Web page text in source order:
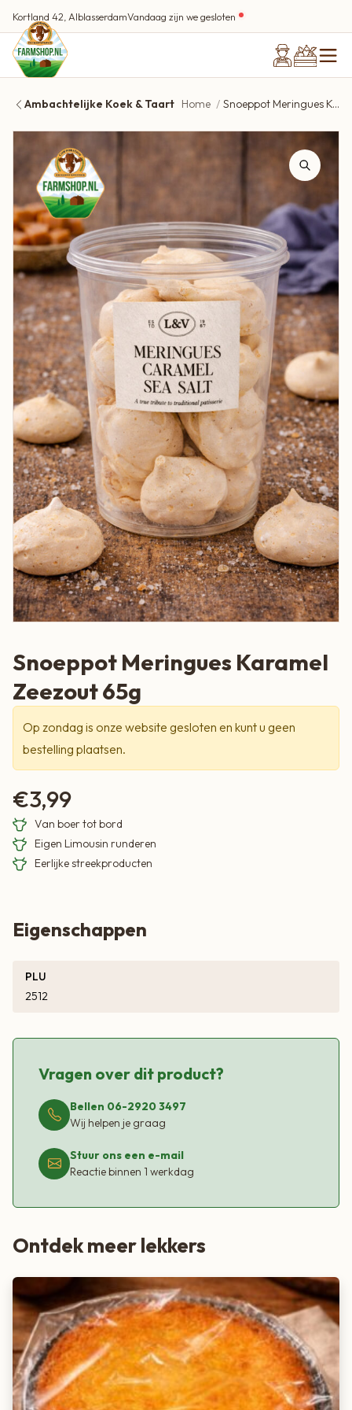
Kortland 42, AlblasserdamVandaag zijn we gesloten
Ambachtelijke Koek & Taart Home Snoeppot Meringues Karamel Zeezout 65g
Snoeppot Meringues Karamel
Zeezout 65g
Op zondag is onze website gesloten en kunt u geen
bestelling plaatsen.
€3,99
Van boer tot bord
Eigen Limousin runderen
Eerlijke streekproducten
Eigenschappen
PLU
2512
Vragen over dit product?
Bellen 06-2920 3497
Wij helpen je graag
Stuur ons een e-mail
Reactie binnen 1 werkdag
Ontdek meer lekkers